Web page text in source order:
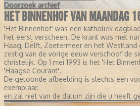
Doorzoek archief
HET BINNENHOF VAN MAANDAG
'Het Binnenhof' was een katholiek
het eerst verscheen. De krant was met
Haag, Delft, Zoetermeer en het Westland
zestig van de vorige eeuw verschoof de
christelijk. Op 1 mei 1993 is het 'Het
'Haagse Courant'.
De getoonde afbeelding is slechts een
exemplaar,
en zal niet van de datum zijn die u heeft